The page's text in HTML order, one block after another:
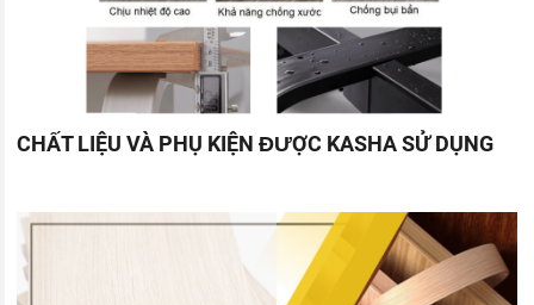
CHẤT LIỆU VÀ PHỤ KIỆN ĐƯỢC KASHA SỬ DỤNG